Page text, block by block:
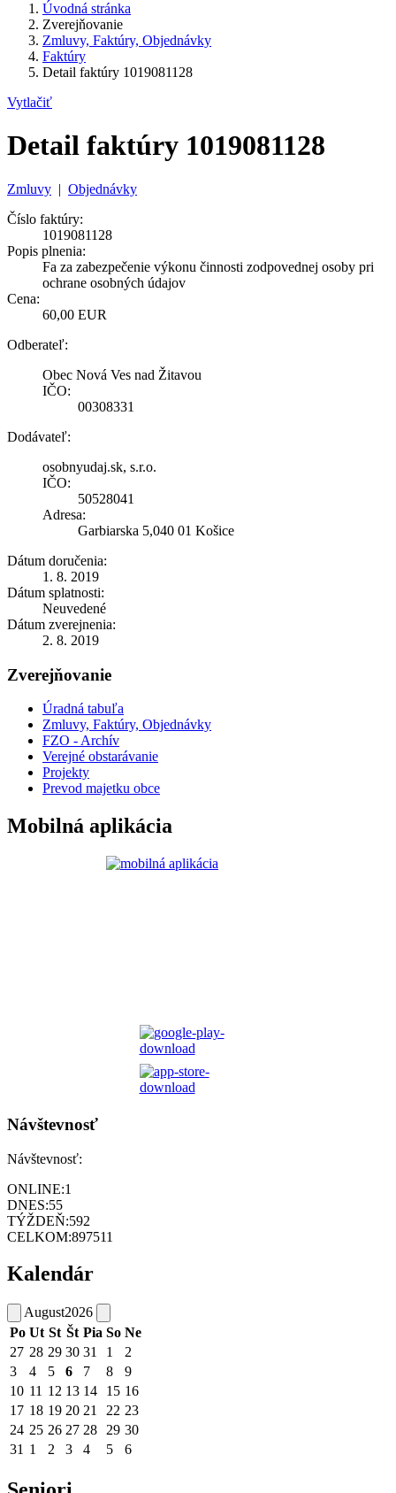
Úvodná stránka
Zverejňovanie
Zmluvy, Faktúry, Objednávky
Faktúry
Detail faktúry 1019081128
Vytlačiť
Detail faktúry 1019081128
Zmluvy | Objednávky
Číslo faktúry:
1019081128
Popis plnenia:
Fa za zabezpečenie výkonu činnosti zodpovednej osoby pri
ochrane osobných údajov
Cena:
60,00 EUR
Odberateľ:
Obec Nová Ves nad Žitavou
IČO:
00308331
Dodávateľ:
osobnyudaj.sk, s.r.o.
IČO:
50528041
Adresa:
Garbiarska 5,040 01 Košice
Dátum doručenia:
1. 8. 2019
Dátum splatnosti:
Neuvedené
Dátum zverejnenia:
2. 8. 2019
Zverejňovanie
Úradná tabuľa
Zmluvy, Faktúry, Objednávky
FZO - Archív
Verejné obstarávanie
Projekty
Prevod majetku obce
Mobilná aplikácia
Návštevnosť
Návštevnosť:
ONLINE:1
DNES:55
TÝŽDEŇ:592
CELKOM:897511
Kalendár
August2026
Po Ut St Št Pia So Ne
27 28 29 30 31 1
2
3
4 5 6 7 8
9
10 11 12 13 14 15 16
17 18 19 20 21 22 23
24 25 26 27 28 29 30
31 1 2 3 4 5 6